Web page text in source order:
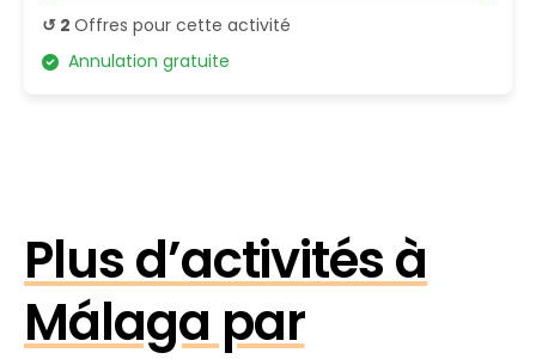
↺ 2 Offres pour cette activité
Annulation gratuite
Plus d’activités à
Málaga par